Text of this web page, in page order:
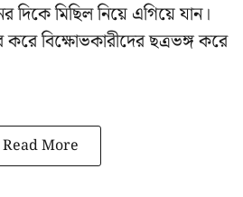
দিকে মিছিল নিয়ে এগিয়ে যান।
বিক্ষোভকারীদের ছত্রভঙ্গ করে
Read More